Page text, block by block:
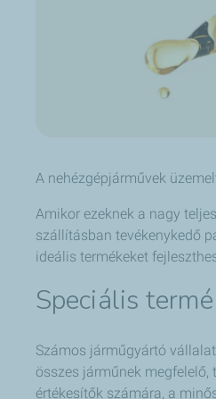
A nehézgépjárművek
Amikor ezeknek a nagy
szállításban tevékenykedő
ideális termékeket
Speciális
Számos járműgyártó
összes járműnek
értékesítők számára, a